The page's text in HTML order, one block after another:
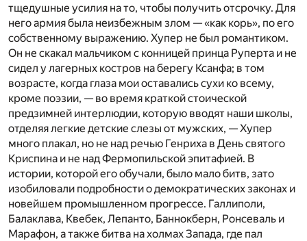
тщедушные усилия на то, чтобы получить отсрочку. Для
него армия была неизбежным злом — «как корь», по его
собственному выражению. Хупер не был романтиком.
Он не скакал мальчиком с конницей принца Руперта и не
сидел у лагерных костров на берегу Ксанфа; в том
возрасте, когда глаза мои оставались сухи ко всему,
кроме поэзии, — во время краткой стоической
предзимней интерлюдии, которую вводят наши школы,
отделяя легкие детские слезы от мужских, — Хупер
много плакал, но не над речью Генриха в День святого
Криспина и не над Фермопильской эпитафией. В
истории, которой его обучали, было мало битв, зато
изобиловали подробности о демократических законах и
новейшем промышленном прогрессе. Галлиполи,
Балаклава, Квебек, Лепанто, Баннокберн, Ронсеваль и
Марафон, а также битва на холмах Запада, где пал